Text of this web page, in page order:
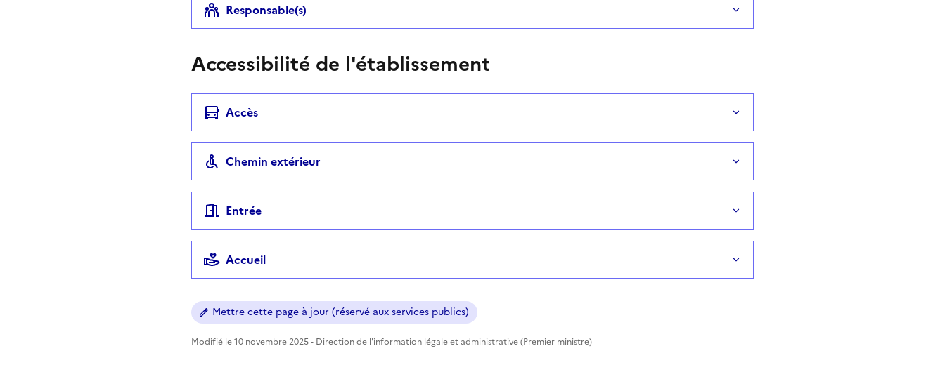
Responsable(s)
Accessibilité de l'établissement
Accès
Chemin extérieur
Entrée
Accueil
Mettre cette page à jour (réservé aux services publics)
Modifié le 10 novembre 2025 - Direction de l'information légale et administrative (Premier ministre)